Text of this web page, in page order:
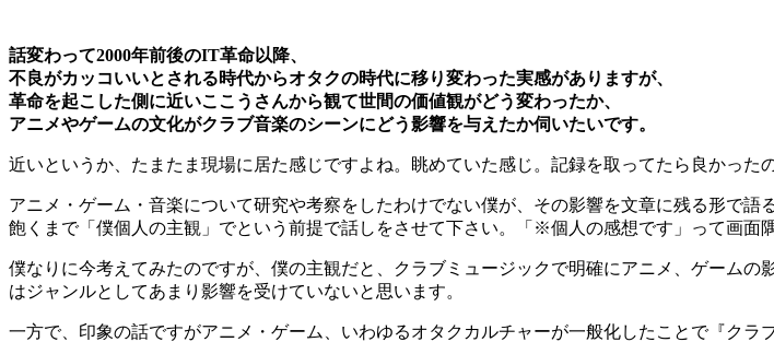
話変わって2000年前後のIT革命以降、
不良がカッコいいとされる時代からオタクの時代に移り変わった実感がありますが、
革命を起こした側に近いここうさんから観て世間の価値観がどう変わったか、
アニメやゲームの文化がクラブ音楽のシーンにどう影響を与えたか伺いたいです。
近いというか、たまたま現場に居た感じですよね。眺めていた感じ。記録を取ってたら良かった
アニメ・ゲーム・音楽について研究や考察をしたわけでない僕が、その影響を文章に残る形で語
飽くまで「僕個人の主観」でという前提で話しをさせて下さい。「※個人の感想です」って画面
僕なりに今考えてみたのですが、僕の主観だと、クラブミュージックで明確にアニメ、ゲーム
はジャンルとしてあまり影響を受けていないと思います。
一方で、印象の話ですがアニメ・ゲーム、いわゆるオタクカルチャーが一般化したことで『ク